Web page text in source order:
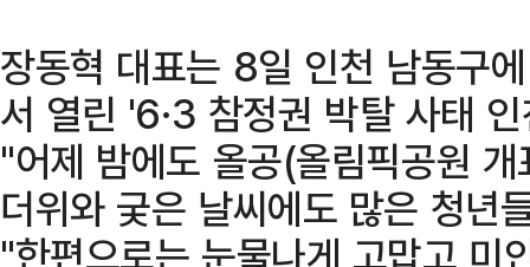
장동혁 대표는 8일 인천 남동구
서 열린 '6·3 참정권 박탈 사태
"어제 밤에도 올공(올림픽공원
더위와 궂은 날씨에도 많은 청년
"한편으로는 눈물나게 고맙고 미